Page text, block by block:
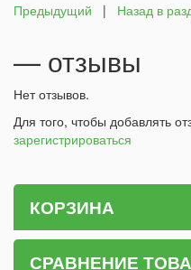
Предыдущий | Назад в
— отзывы
Нет отзывов.
Для того, чтобы добавлять
зарегистрироваться
КОРЗИНА
СРАВНЕНИЕ